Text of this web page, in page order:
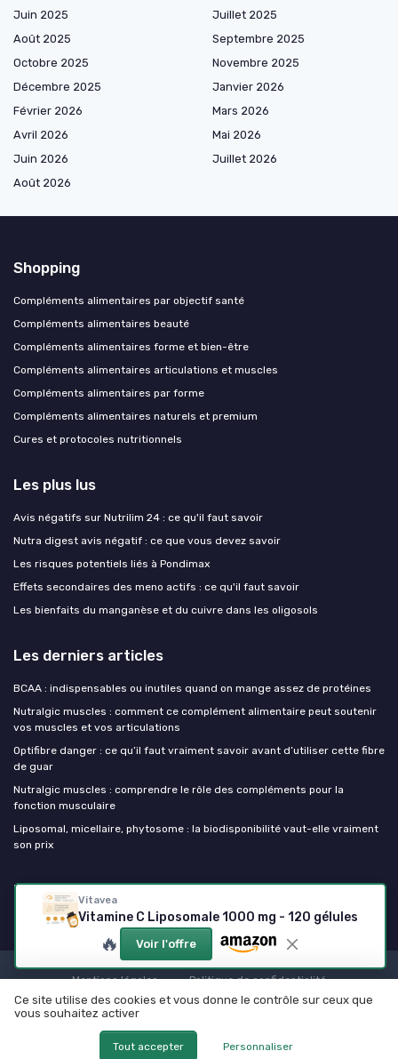
Vitavea
Vitamine C Liposomale 1000 mg - 120 gélules
🔥 Voir l'offre
Juin 2025
Juillet 2025
Août 2025
Septembre 2025
Octobre 2025
Novembre 2025
Décembre 2025
Janvier 2026
Février 2026
Mars 2026
Avril 2026
Mai 2026
Juin 2026
Juillet 2026
Août 2026
Shopping
Compléments alimentaires par objectif santé
Compléments alimentaires beauté
Compléments alimentaires forme et bien-être
Compléments alimentaires articulations et muscles
Compléments alimentaires par forme
Compléments alimentaires naturels et premium
Cures et protocoles nutritionnels
Les plus lus
Avis négatifs sur Nutrilim 24 : ce qu'il faut savoir
Nutra digest avis négatif : ce que vous devez savoir
Les risques potentiels liés à Pondimax
Effets secondaires des meno actifs : ce qu'il faut savoir
Les bienfaits du manganèse et du cuivre dans les oligosols
Les derniers articles
BCAA : indispensables ou inutiles quand on mange assez de protéines
Nutralgic muscles : comment ce complément alimentaire peut soutenir
vos muscles et vos articulations
Optifibre danger : ce qu’il faut vraiment savoir avant d’utiliser cette fibre
de guar
Nutralgic muscles : comprendre le rôle des compléments pour la
fonction musculaire
Liposomal, micellaire, phytosome : la biodisponibilité vaut-elle vraiment
son prix
Mes complements alimentaires
Mentions légales
Politique de confidentialité
© Mes complements alimentaires 2026
Ce site utilise des cookies et vous donne le contrôle sur ceux que
vous souhaitez activer
Tout accepter Personnaliser